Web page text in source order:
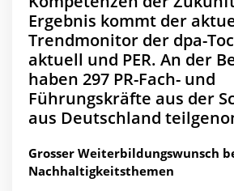
Ergebnis kommt der
Trendmonitor der dpa-
aktuell und PER. An der
haben 297 PR-Fach- und
Führungskräfte aus der
aus Deutschland
Grosser Weiterbildungswunsch
Nachhaltigkeitsthemen